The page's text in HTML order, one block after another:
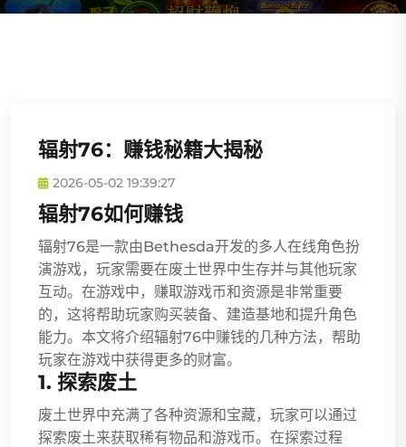
辐射76：赚钱秘籍大揭秘
2026-05-02 19:39:27
辐射76如何赚钱
辐射76是一款由Bethesda开发的多人在线角色扮
演游戏，玩家需要在废土世界中生存并与其他玩家
互动。在游戏中，赚取游戏币和资源是非常重要
的，这将帮助玩家购买装备、建造基地和提升角色
能力。本文将介绍辐射76中赚钱的几种方法，帮助
玩家在游戏中获得更多的财富。
1. 探索废土
废土世界中充满了各种资源和宝藏，玩家可以通过
探索废土来获取稀有物品和游戏币。在探索过程